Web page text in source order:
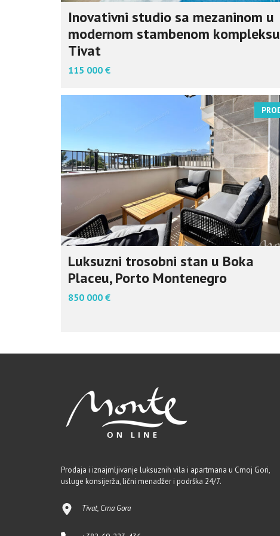
Inovativni studio sa mezaninom u
modernom stambenom
Tivat
115 000 €
Luksuzni trosobni stan u Boka
Placeu, Porto Montenegro
850 000 €
Prodaja i iznajmljivanje luksuznih vila i apartmana u Crnoj Gori,
usluge konsijerža, lični menadžer i podrška 24/7.
Tivat, Crna Gora